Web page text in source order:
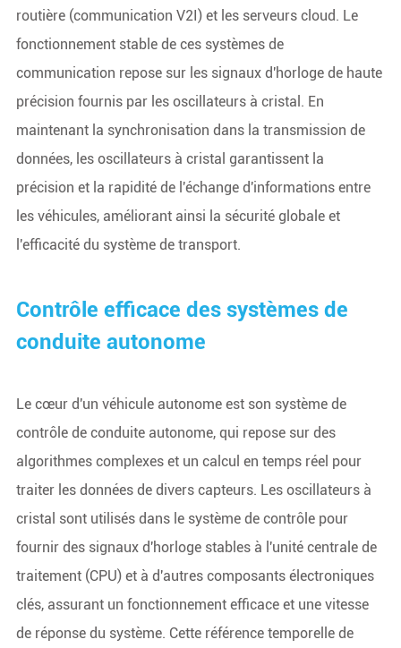
routière (communication V2I) et les serveurs cloud. Le
fonctionnement stable de ces systèmes de
communication repose sur les signaux d'horloge de haute
précision fournis par les oscillateurs à cristal. En
maintenant la synchronisation dans la transmission de
données, les oscillateurs à cristal garantissent la
précision et la rapidité de l'échange d'informations entre
les véhicules, améliorant ainsi la sécurité globale et
l'efficacité du système de transport.
Contrôle efficace des systèmes de
conduite autonome
Le cœur d'un véhicule autonome est son système de
contrôle de conduite autonome, qui repose sur des
algorithmes complexes et un calcul en temps réel pour
traiter les données de divers capteurs. Les oscillateurs à
cristal sont utilisés dans le système de contrôle pour
fournir des signaux d'horloge stables à l'unité centrale de
traitement (CPU) et à d'autres composants électroniques
clés, assurant un fonctionnement efficace et une vitesse
de réponse du système. Cette référence temporelle de